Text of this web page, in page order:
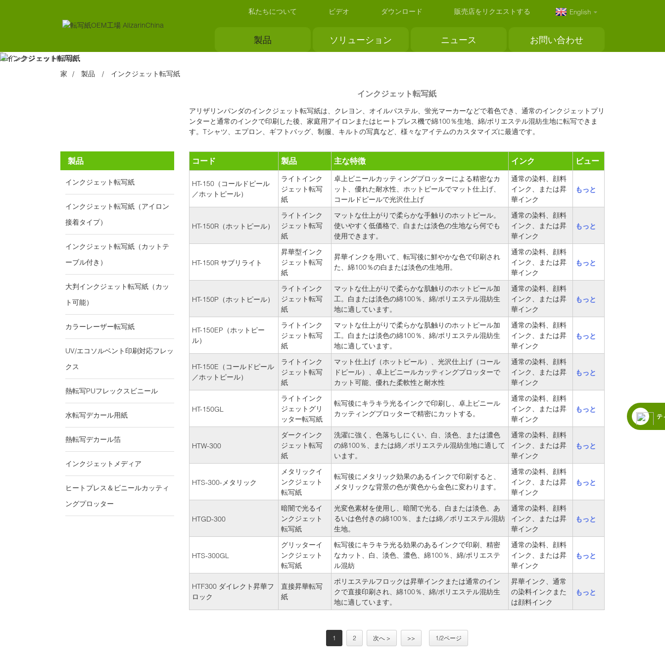
私たちについて ビデオ ダウンロード 販売店をリクエストする English
製品 ソリューション ニュース お問い合わせ
家 製品 インクジェット転写紙
インクジェット転写紙
アリザリンパンダのインクジェット転写紙は、クレヨン、オイルパステル、蛍光マーカーなどで着色でき、通常のインクジェットプリ
ンターと通常のインクで印刷した後、家庭用アイロンまたはヒートプレス機で綿100％生地、綿/ポリエステル混紡生地に転写できま
す。Tシャツ、エプロン、ギフトバッグ、制服、キルトの写真など、様々なアイテムのカスタマイズに最適です。
製品
インクジェット転写紙
インクジェット転写紙（アイロン
接着タイプ）
インクジェット転写紙（カットテ
ーブル付き）
大判インクジェット転写紙（カッ
ト可能）
カラーレーザー転写紙
UV/エコソルベント印刷対応フレッ
クス
熱転写PUフレックスビニール
水転写デカール用紙
熱転写デカール箔
インクジェットメディア
ヒートプレス＆ビニールカッティ
ングプロッター
コード 製品 主な特徴 インク ビュー
HT-150（コールドピール
／ホットピール）
ライトインク
ジェット転写
紙
卓上ビニールカッティングプロッターによる精密なカ
ット、優れた耐水性、ホットピールでマット仕上げ、
コールドピールで光沢仕上げ
通常の染料、顔料
インク、または昇
華インク
もっと
HT-150R（ホットピール）
ライトインク
ジェット転写
紙
マットな仕上がりで柔らかな手触りのホットピール。
使いやすく低価格で、白または淡色の生地なら何でも
使用できます。
通常の染料、顔料
インク、または昇
華インク
もっと
HT-150R サブリライト
昇華型インク
ジェット転写
紙
昇華インクを用いて、転写後に鮮やかな色で印刷され
た、綿100％の白または淡色の生地用。
通常の染料、顔料
インク、または昇
華インク
もっと
HT-150P（ホットピール）
ライトインク
ジェット転写
紙
マットな仕上がりで柔らかな肌触りのホットピール加
工。白または淡色の綿100％、綿/ポリエステル混紡生
地に適しています。
通常の染料、顔料
インク、または昇
華インク
もっと
HT-150EP（ホットピー
ル）
ライトインク
ジェット転写
紙
マットな仕上がりで柔らかな肌触りのホットピール加
工。白または淡色の綿100％、綿/ポリエステル混紡生
地に適しています。
通常の染料、顔料
インク、または昇
華インク
もっと
HT-150E（コールドピール
／ホットピール）
ライトインク
ジェット転写
紙
マット仕上げ（ホットピール）、光沢仕上げ（コール
ドピール）、卓上ビニールカッティングプロッターで
カット可能、優れた柔軟性と耐水性
通常の染料、顔料
インク、または昇
華インク
もっと
HT-150GL
ライトインク
ジェットグリ
ッター転写紙
転写後にキラキラ光るインクで印刷し、卓上ビニール
カッティングプロッターで精密にカットする。
通常の染料、顔料
インク、または昇
華インク
もっと
HTW-300
ダークインク
ジェット転写
紙
洗濯に強く、色落ちしにくい、白、淡色、または濃色
の綿100％、または綿／ポリエステル混紡生地に適して
います。
通常の染料、顔料
インク、または昇
華インク
もっと
HTS-300-メタリック
メタリックイ
ンクジェット
転写紙
転写後にメタリック効果のあるインクで印刷すると、
メタリックな背景の色が黄色から金色に変わります。
通常の染料、顔料
インク、または昇
華インク
もっと
HTGD-300
暗闇で光るイ
ンクジェット
転写紙
光変色素材を使用し、暗闇で光る、白または淡色、あ
るいは色付きの綿100％、または綿／ポリエステル混紡
生地。
通常の染料、顔料
インク、または昇
華インク
もっと
HTS-300GL
グリッターイ
ンクジェット
転写紙
転写後にキラキラ光る効果のあるインクで印刷、精密
なカット、白、淡色、濃色、綿100％、綿/ポリエステ
ル混紡
通常の染料、顔料
インク、または昇
華インク
もっと
HTF300 ダイレクト昇華フ
ロック
直接昇華転写
紙
ポリエステルフロックは昇華インクまたは通常のイン
クで直接印刷され、綿100％、綿/ポリエステル混紡生
地に適しています。
昇華インク、通常
の染料インクまた
は顔料インク
もっと
1 2 次へ > >> 1/2ページ
テ